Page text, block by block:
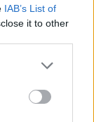
IAB’s List of
it to other
il mercato di
torna sul
Associazione